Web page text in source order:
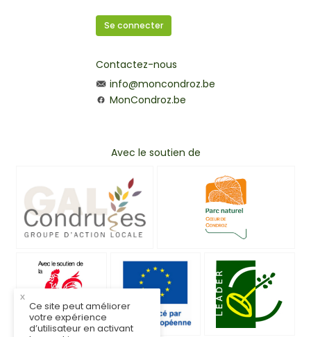
Se connecter
Contactez-nous
info@moncondroz.be
MonCondroz.be
Avec le soutien de
x
Ce site peut améliorer
votre expérience
d’utilisateur en activant